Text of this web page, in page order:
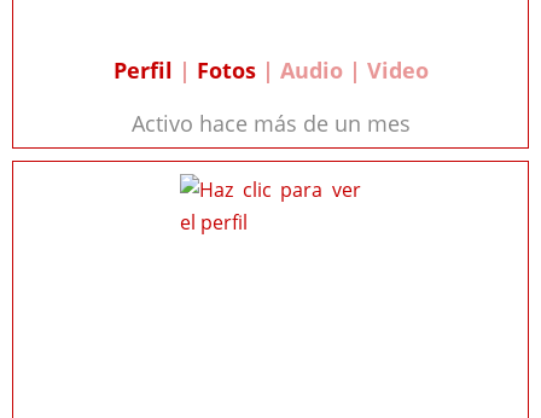
Perfil | Fotos| Audio | Video
Activo hace más de un mes